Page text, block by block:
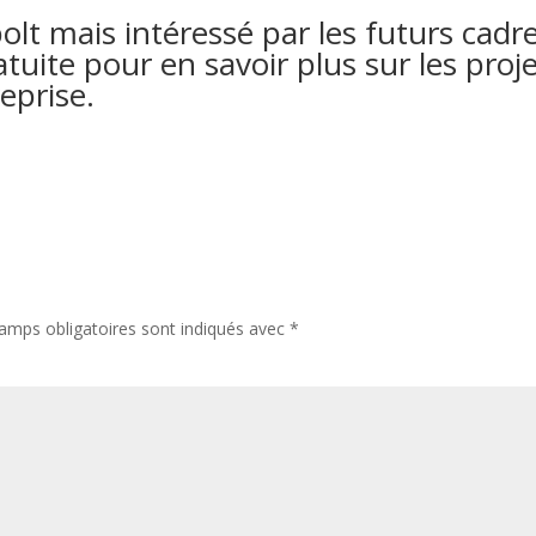
mais intéressé par les futurs
pour en savoir plus sur les
obligatoires sont indiqués avec*